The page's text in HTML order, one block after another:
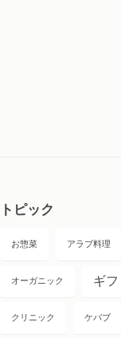
トピック
お惣菜 アラブ料理
オーガニック ギフ
クリニック ケバブ